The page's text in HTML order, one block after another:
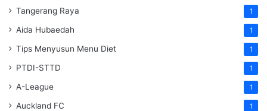
Tangerang Raya 1
Aida Hubaedah 1
Tips Menyusun Menu Diet 1
PTDI-STTD 1
A-League 1
Auckland FC 1